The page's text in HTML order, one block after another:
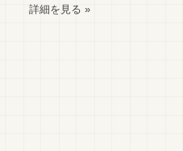
詳細を見る »